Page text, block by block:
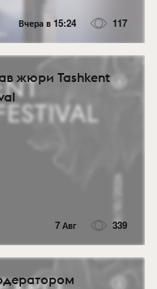
Вчера в 15:24 117
жюри Tashkent
7 Авг 339